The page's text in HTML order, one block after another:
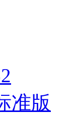
准版